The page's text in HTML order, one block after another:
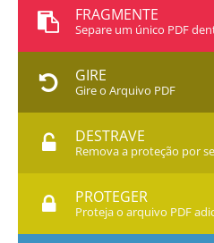
FRAGMENTE
Separe um único PDF
GIRE
Gire o Arquivo PDF
DESTRAVE
Remova a proteção por
PROTEGER
Proteja o arquivo PDF